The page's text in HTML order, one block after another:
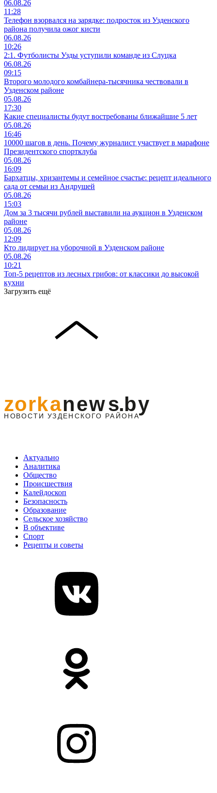
06.08.26
11:28
Телефон взорвался на зарядке: подросток из Узденского
района получила ожог кисти
06.08.26
10:26
2:1. Футболисты Узды уступили команде из Слуцка
06.08.26
09:15
Второго молодого комбайнера-тысячника чествовали в
Узденском районе
05.08.26
17:30
Какие специалисты будут востребованы ближайшие 5 лет
05.08.26
16:46
10000 шагов в день. Почему журналист участвует в марафоне
Президентского спортклуба
05.08.26
16:09
Бархатцы, хризантемы и семейное счастье: рецепт идеального
сада от семьи из Андрушей
05.08.26
15:03
Дом за 3 тысячи рублей выставили на аукцион в Узденском
районе
05.08.26
12:09
Кто лидирует на уборочной в Узденском районе
05.08.26
10:21
Топ-5 рецептов из лесных грибов: от классики до высокой
кухни
Загрузить ещё
Актуально
Аналитика
Общество
Происшествия
Калейдоскоп
Безопасность
Образование
Сельское хозяйство
В объективе
Спорт
Рецепты и советы